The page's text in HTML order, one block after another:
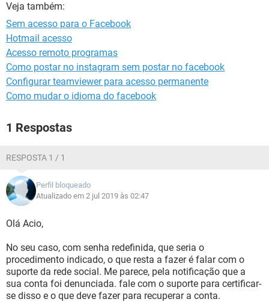
Veja também:
Sem acesso para o Facebook
Hotmail acesso
Acesso remoto programas
Como postar no instagram sem postar no facebook
Configurar teamviewer para acesso permanente
Como mudar o idioma do facebook
1 Respostas
RESPOSTA 1 / 1
Perfil bloqueado
Atualizado em 2 jul 2019 às 02:47
Olá Acio,
No seu caso, com senha redefinida, que seria o
procedimento indicado, o que resta a fazer é falar com o
suporte da rede social. Me parece, pela notificação que a
sua conta foi denunciada. fale com o suporte para certificar-
se disso e o que deve fazer para recuperar a conta.